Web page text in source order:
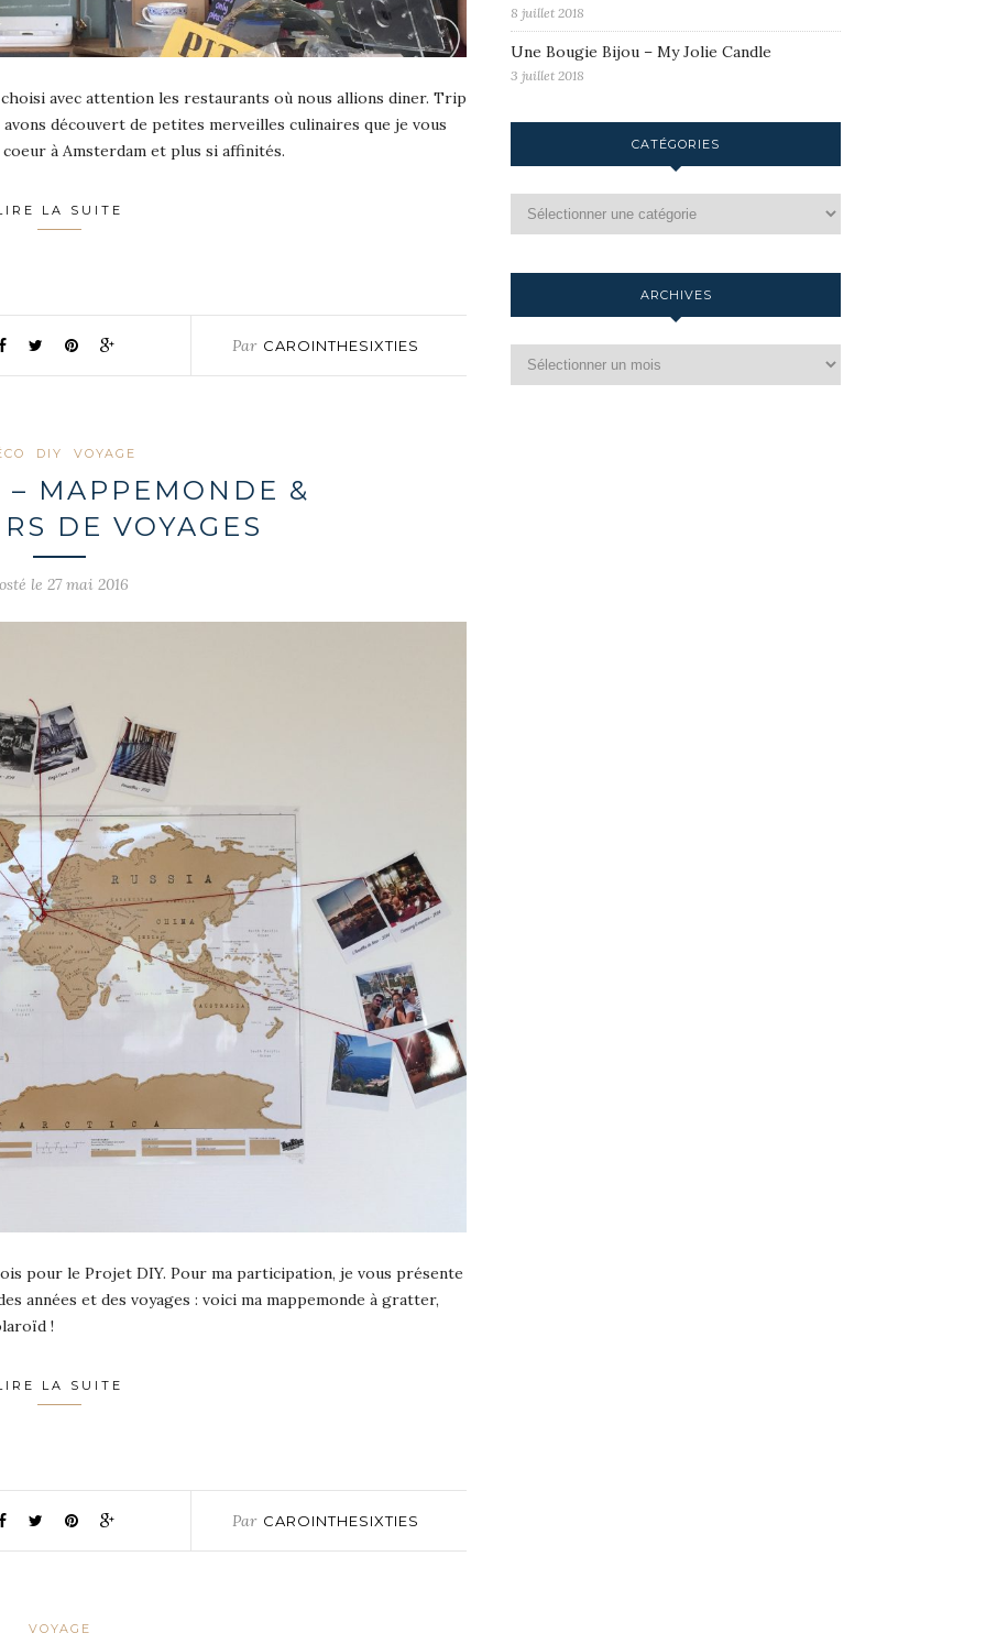
avec attention les restaurants où nous allions diner. Trip
découvert de petites merveilles culinaires que je vous
à Amsterdam et plus si affinités.
LA SUITE
Par CAROINTHESIXTIES
DIY VOYAGE
– MAPPEMONDE &
DE VOYAGES
le 27 mai 2016
pour le Projet DIY. Pour ma participation, je vous présente
années et des voyages : voici ma mappemonde à gratter,
!
LA SUITE
Par CAROINTHESIXTIES
VOYAGE
8 juillet 2018
Une Bougie Bijou – My Jolie Candle
3 juillet 2018
CATÉGORIES
ARCHIVES